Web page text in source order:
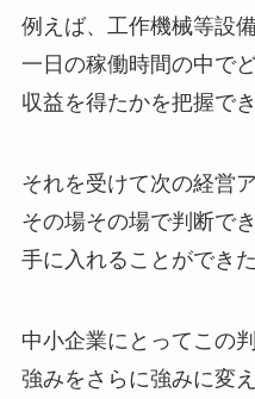
例えば、工作機械等設
一日の稼働時間の中で
収益を得たかを把握で
それを受けて次の経営
その場その場で判断で
手に入れることができ
中小企業にとってこの
強みをさらに強みに変